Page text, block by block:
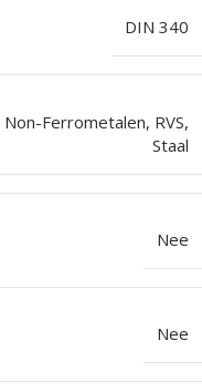
DIN 340
Non-Ferrometalen, RVS,
Staal
Nee
Nee